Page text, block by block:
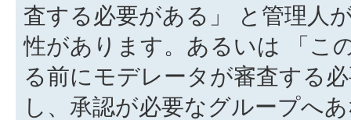
査する必要がある」 と管理人
性があります。あるいは 「こ
る前にモデレータが審査する
し、承認が必要なグループへ